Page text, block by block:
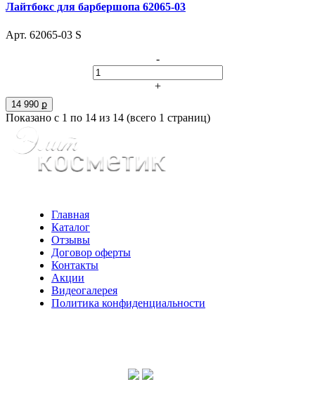
Лайтбокс для барбершопа 62065-03
Арт. 62065-03 S
-
+
14 990 ք
Показано с 1 по 14 из 14 (всего 1 страниц)
Главная
Каталог
Отзывы
Договор оферты
Контакты
Акции
Видеогалерея
Политика конфиденциальности